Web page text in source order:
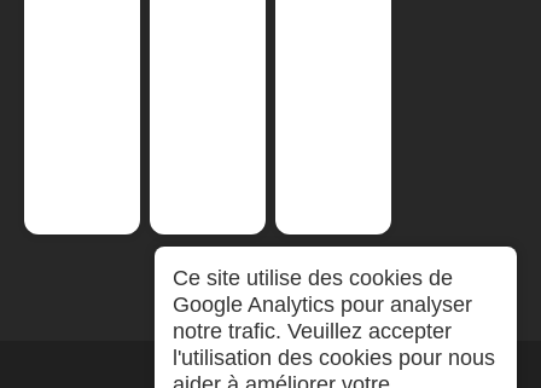
Ce site utilise des cookies de
Google Analytics pour analyser
notre trafic. Veuillez accepter
l'utilisation des cookies pour nous